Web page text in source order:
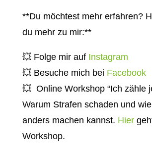
**Du möchtest mehr erfahren?
du mehr zu mir:**
💥Folge mir auf Instagram
💥Besuche mich bei Facebook
💥 Online Workshop “Ich zähle
Warum Strafen schaden und
anders machen kannst. Hier
Workshop.